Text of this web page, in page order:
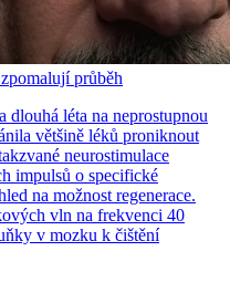
průběh
dlouhá léta na neprostupnou
většině léků proniknout
neurostimulace
impulsů o specifické
na možnost regenerace.
vln na frekvenci 40
v mozku k čištění